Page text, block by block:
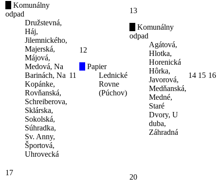
Komunálny
odpad
Družstevná,
Háj,
Jilemnického,
Majerská,
Májová,
Medová, Na
Barinách, Na
Kopánke,
Rovňanská,
Schreiberova,
Sklárska,
Sokolská,
Súhradka,
Sv. Anny,
Športová,
Uhrovecká
11
12
Papier
Lednické
Rovne
(Púchov)
13
Komunálny
odpad
Agátová,
Hlotka,
Horenická
Hôrka,
Javorová,
Medňanská,
Medné,
Staré
Dvory, U
duba,
Záhradná
14 15 16
17
20